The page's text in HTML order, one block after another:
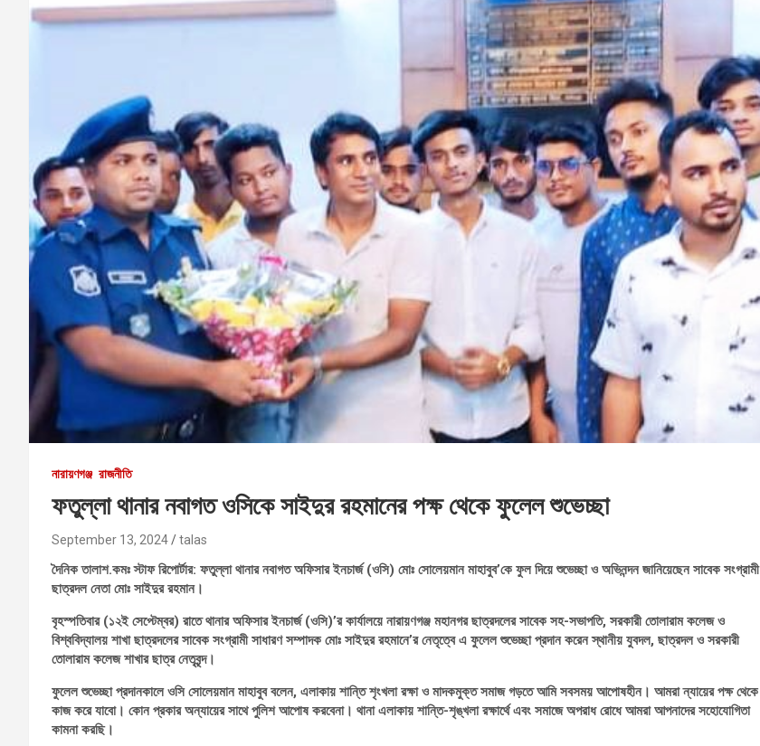
নারায়ণগঞ্জ রাজনীতি
ফতুল্লা থানার নবাগত ওসিকে সাইদুর রহমানের পক্ষ থেকে ফুলেল শুভেচ্ছা
September 13, 2024 talas
দৈনিক তালাশ.কমঃ স্টাফ রিপোর্টার: ফতুল্লা থানার নবাগত অফিসার ইনচার্জ (ওসি) মোঃ সোলেয়মান মাহাবুব’কে ফুল দিয়ে শুভেচ্ছা ও অভিনন্দন জানিয়েছেন সাবেক সংগ্রামী
ছাত্রদল নেতা মোঃ সাইদুর রহমান।
বৃহস্পতিবার (১২ই সেপ্টেম্বর) রাতে থানার অফিসার ইনচার্জ (ওসি)’র কার্যালয়ে নারায়ণগঞ্জ মহানগর ছাত্রদলের সাবেক সহ-সভাপতি, সরকারী তোলারাম কলেজ ও
বিশ্ববিদ্যালয় শাখা ছাত্রদলের সাবেক সংগ্রামী সাধারণ সম্পাদক মোঃ সাইদুর রহমানে’র নেতৃত্বে এ ফুলেল শুভেচ্ছা প্রদান করেন স্থানীয় যুবদল, ছাত্রদল ও সরকারী
তোলারাম কলেজ শাখার ছাত্র নেতৃবৃন্দ।
ফুলেল শুভেচ্ছা প্রদানকালে ওসি সোলেয়মান মাহাবুব বলেন, এলাকায় শান্তি শৃংখলা রক্ষা ও মাদকমুক্ত সমাজ গড়তে আমি সবসময় আপোষহীন। আমরা ন্যায়ের পক্ষ থেকে
কাজ করে যাবো। কোন প্রকার অন্যায়ের সাথে পুলিশ আপোষ করবেনা। থানা এলাকায় শান্তি-শৃঙ্খলা রক্ষার্থে এবং সমাজে অপরাধ রোধে আমরা আপনাদের সহোযোগিতা
কামনা করছি।